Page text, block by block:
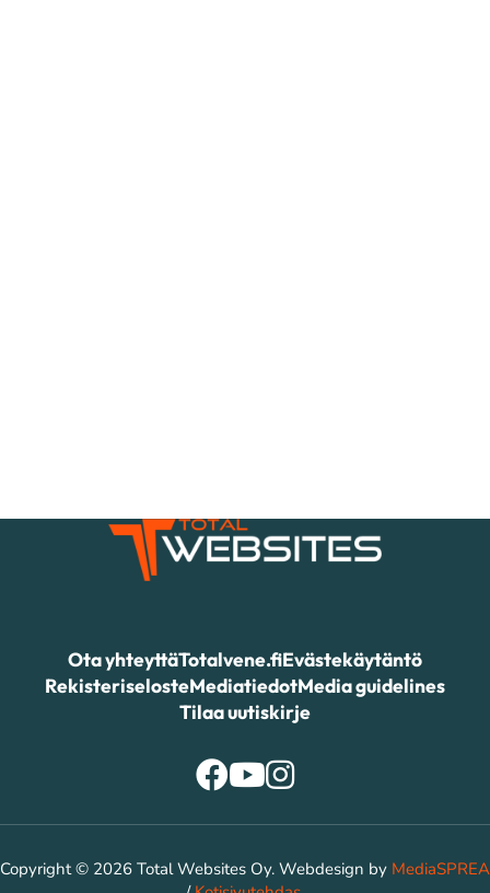
Ota yhteyttäTotalvene.fiEvästekäytäntö
RekisteriselosteMediatiedotMedia guidelines
Tilaa uutiskirje
Copyright © 2026 Total Websites Oy. Webdesign by MediaSPREA